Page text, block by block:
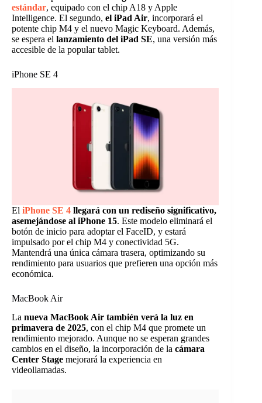
estándar, equipado con el chip A18 y Apple
Intelligence. El segundo, el iPad Air, incorporará el
potente chip M4 y el nuevo Magic Keyboard. Además,
se espera el lanzamiento del iPad SE, una versión más
accesible de la popular tablet.
iPhone SE 4
El iPhone SE 4 llegará con un rediseño significativo,
asemejándose al iPhone 15. Este modelo eliminará el
botón de inicio para adoptar el FaceID, y estará
impulsado por el chip M4 y conectividad 5G.
Mantendrá una única cámara trasera, optimizando su
rendimiento para usuarios que prefieren una opción más
económica.
MacBook Air
La nueva MacBook Air también verá la luz en
primavera de 2025, con el chip M4 que promete un
rendimiento mejorado. Aunque no se esperan grandes
cambios en el diseño, la incorporación de la cámara
Center Stage mejorará la experiencia en
videollamadas.